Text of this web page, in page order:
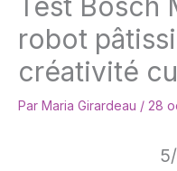
robot
créativité
Par Maria Girardeau / 28